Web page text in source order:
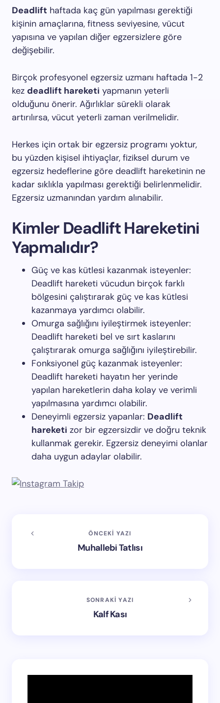
Deadlift haftada kaç gün yapılması gerektiği
kişinin amaçlarına, fitness seviyesine, vücut
yapısına ve yapılan diğer egzersizlere göre
değişebilir.
Birçok profesyonel egzersiz uzmanı haftada 1-2
kez deadlift hareketi yapmanın yeterli
olduğunu önerir. Ağırlıklar sürekli olarak
artırılırsa, vücut yeterli zaman verilmelidir.
Herkes için ortak bir egzersiz programı yoktur,
bu yüzden kişisel ihtiyaçlar, fiziksel durum ve
egzersiz hedeflerine göre deadlift hareketinin ne
kadar sıklıkla yapılması gerektiği belirlenmelidir.
Egzersiz uzmanından yardım alınabilir.
Kimler Deadlift Hareketini
Yapmalıdır?
Güç ve kas kütlesi kazanmak isteyenler:
Deadlift hareketi vücudun birçok farklı
bölgesini çalıştırarak güç ve kas kütlesi
kazanmaya yardımcı olabilir.
Omurga sağlığını iyileştirmek isteyenler:
Deadlift hareketi bel ve sırt kaslarını
çalıştırarak omurga sağlığını iyileştirebilir.
Fonksiyonel güç kazanmak isteyenler:
Deadlift hareketi hayatın her yerinde
yapılan hareketlerin daha kolay ve verimli
yapılmasına yardımcı olabilir.
Deneyimli egzersiz yapanlar: Deadlift
hareketi zor bir egzersizdir ve doğru teknik
kullanmak gerekir. Egzersiz deneyimi olanlar
daha uygun adaylar olabilir.
ÖNCEKI YAZI
Muhallebi Tatlısı
SONRAKI YAZI
Kalf Kası